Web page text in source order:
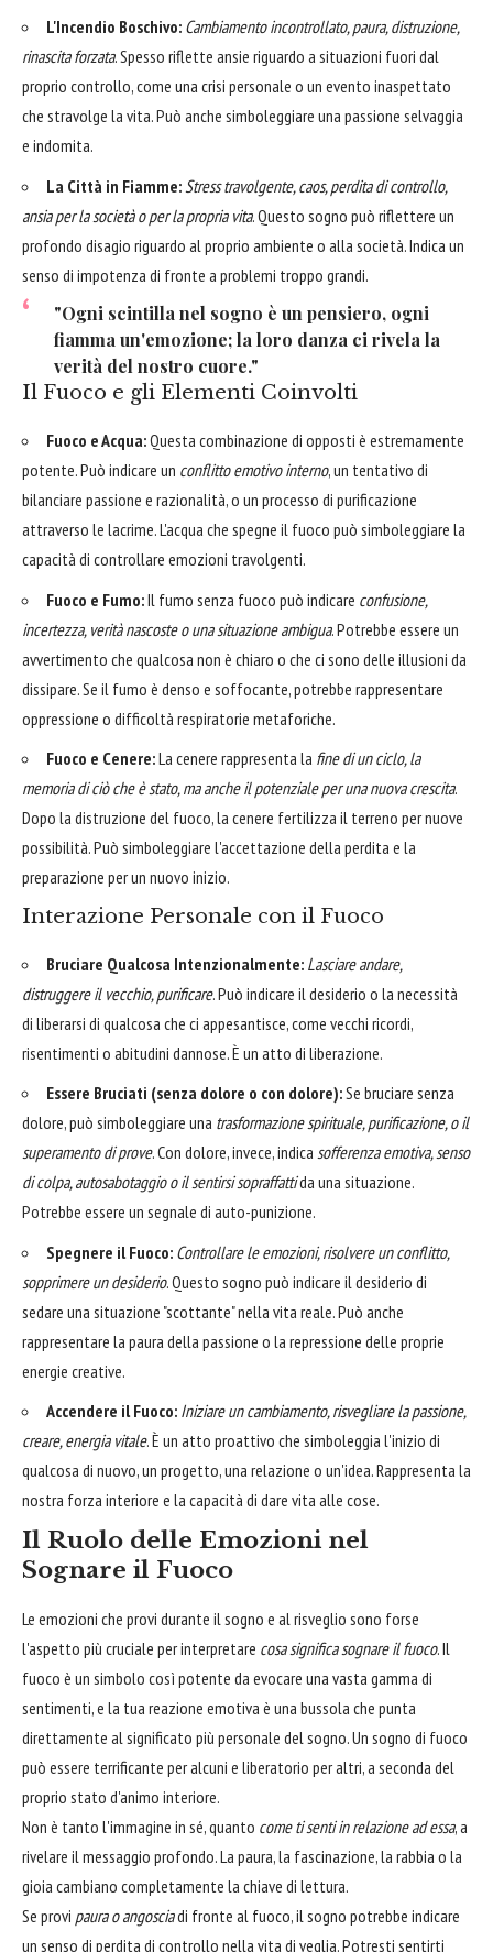
L'Incendio Boschivo: Cambiamento incontrollato, paura, distruzione,
rinascita forzata. Spesso riflette ansie riguardo a situazioni fuori dal
proprio controllo, come una crisi personale o un evento inaspettato
che stravolge la vita. Può anche simboleggiare una passione selvaggia
e indomita.
La Città in Fiamme: Stress travolgente, caos, perdita di controllo,
ansia per la società o per la propria vita. Questo sogno può riflettere un
profondo disagio riguardo al proprio ambiente o alla società. Indica un
senso di impotenza di fronte a problemi troppo grandi.
"Ogni scintilla nel sogno è un pensiero, ogni
fiamma un'emozione; la loro danza ci rivela la
verità del nostro cuore."
Il Fuoco e gli Elementi Coinvolti
Fuoco e Acqua:Questa combinazione di opposti è estremamente
potente. Può indicare un conflitto emotivo interno, un tentativo di
bilanciare passione e razionalità, o un processo di purificazione
attraverso le lacrime. L'acqua che spegne il fuoco può simboleggiare la
capacità di controllare emozioni travolgenti.
Fuoco e Fumo:Il fumo senza fuoco può indicare confusione,
incertezza, verità nascoste o una situazione ambigua. Potrebbe essere un
avvertimento che qualcosa non è chiaro o che ci sono delle illusioni da
dissipare. Se il fumo è denso e soffocante, potrebbe rappresentare
oppressione o difficoltà respiratorie metaforiche.
Fuoco e Cenere:La cenere rappresenta la fine di un ciclo, la
memoria di ciò che è stato, ma anche il potenziale per una nuova crescita.
Dopo la distruzione del fuoco, la cenere fertilizza il terreno per nuove
possibilità. Può simboleggiare l'accettazione della perdita e la
preparazione per un nuovo inizio.
Interazione Personale con il Fuoco
Bruciare Qualcosa Intenzionalmente: Lasciare andare,
distruggere il vecchio, purificare. Può indicare il desiderio o la necessità
di liberarsi di qualcosa che ci appesantisce, come vecchi ricordi,
risentimenti o abitudini dannose. È un atto di liberazione.
Essere Bruciati (senza dolore o con dolore):Se bruciare senza
dolore, può simboleggiare una trasformazione spirituale, purificazione, o il
superamento di prove. Con dolore, invece, indica sofferenza emotiva, senso
di colpa, autosabotaggio o il sentirsi sopraffattida una situazione.
Potrebbe essere un segnale di auto-punizione.
Spegnere il Fuoco: Controllare le emozioni, risolvere un conflitto,
sopprimere un desiderio. Questo sogno può indicare il desiderio di
sedare una situazione "scottante" nella vita reale. Può anche
rappresentare la paura della passione o la repressione delle proprie
energie creative.
Accendere il Fuoco: Iniziare un cambiamento, risvegliare la passione,
creare, energia vitale. È un atto proattivo che simboleggia l'inizio di
qualcosa di nuovo, un progetto, una relazione o un'idea. Rappresenta la
nostra forza interiore e la capacità di dare vita alle cose.
Il Ruolo delle Emozioni nel
Sognare il Fuoco
Le emozioni che provi durante il sogno e al risveglio sono forse
l'aspetto più cruciale per interpretare cosa significa sognare il fuoco. Il
fuoco è un simbolo così potente da evocare una vasta gamma di
sentimenti, e la tua reazione emotiva è una bussola che punta
direttamente al significato più personale del sogno. Un sogno di fuoco
può essere terrificante per alcuni e liberatorio per altri, a seconda del
proprio stato d'animo interiore.
Non è tanto l'immagine in sé, quanto come ti senti in relazione ad essa, a
rivelare il messaggio profondo. La paura, la fascinazione, la rabbia o la
gioia cambiano completamente la chiave di lettura.
Se provi paura o angosciadi fronte al fuoco, il sogno potrebbe indicare
un senso di perdita di controllo nella vita di veglia. Potresti sentirti